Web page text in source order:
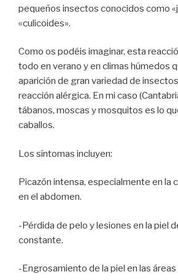
pequeños insectos conocidos como
«culicoides».
Como os podéis imaginar, esta
todo en verano y en climas húmedos
aparición de gran variedad de
reacción alérgica. En mi caso
tábanos, moscas y mosquitos es lo
caballos.
Los síntomas incluyen:
Picazón intensa, especialmente en la
en el abdomen.
-Pérdida de pelo y lesiones en la piel
constante.
-Engrosamiento de la piel en las